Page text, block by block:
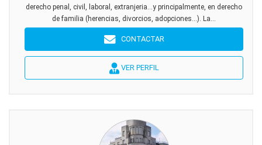
derecho penal, civil, laboral, extranjeria...y principalmente, en derecho
de familia (herencias, divorcios, adopciones...). La...
CONTACTAR
VER PERFIL